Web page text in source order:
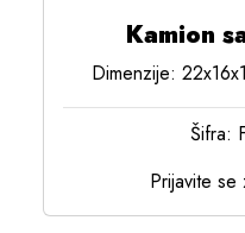
Kamion
Dimenzije:
Šifra:
Prijavite